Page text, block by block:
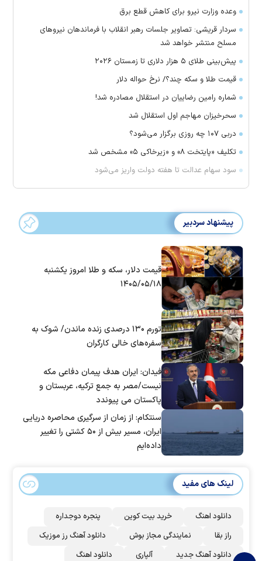
وعده وزارت نیرو برای کاهش قطع برق
سردار قریشی: تصاویر جلسات رهبر انقلاب با فرماندهان نیرو‌های
مسلح منتشر خواهد شد
پیش‌بینی طلای ۵ هزار دلاری تا زمستان ۲۰۲۶
قیمت طلا و سکه چند؟/ نرخ حواله دلار
شماره رامین رضاییان در استقلال مصادره شد!
سحرخیزان مهاجم اول استقلال شد
دربی ۱۰۷ چه روزی برگزار می‌شود؟
تکلیف «پایتخت ۸» و «زیرخاکی ۵» مشخص شد
سود سهام عدالت تا هفته دولت واریز می‌شود
پیشنهاد سردبیر
قیمت دلار، سکه و طلا امروز یکشنبه
۱۴۰۵/۰۵/۱۸
تورم ۱۳۰ درصدی زنده ماندن/ شوک به
سفره‌های خالی کارگران
فیدان: ایران هدف پیمان دفاعی مکه
نیست/مصر به جمع ترکیه، عربستان و
پاکستان می پیوندد
سنتکام: از زمان از سرگیری محاصره دریایی
ایران، مسیر بیش از ۵۰ کشتی را تغییر
داده‌ایم
لینک های مفید
دانلود اهنگ خرید بیت کوین
پنجره دوجداره
راز بقا
نمایندگی مجاز بوش
دانلود آهنگ رز‌ موزیک
دانلود آهنگ جدید
آلپاری دانلود اهنگ